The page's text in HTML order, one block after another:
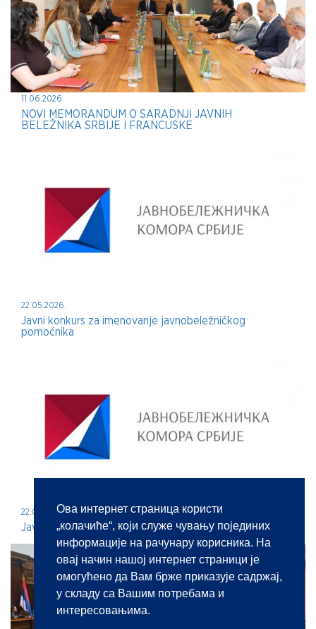
Ова интернет страница користи
„колачиће“, који служе чувању појединих
информације на рачунару корисника. На
овај начин нашој интернет страници је
омогућено да Вам брже приказује садржај,
у складу са Вашим потребама и
интересовањима.
11.06.2026.
NOVI MEMORANDUM O SARADNJI JAVNIH
BELEŽNIKA SRBIJE I FRANCUSKE
22.05.2026.
Javni konkurs za imenovanje javnobeležničkog
pomoćnika
22.05.2026.
Javni konkurs za imenovanje javnog beležnika